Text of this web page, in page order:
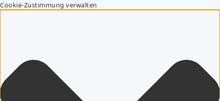
Cookie-Zustimmung verwalten